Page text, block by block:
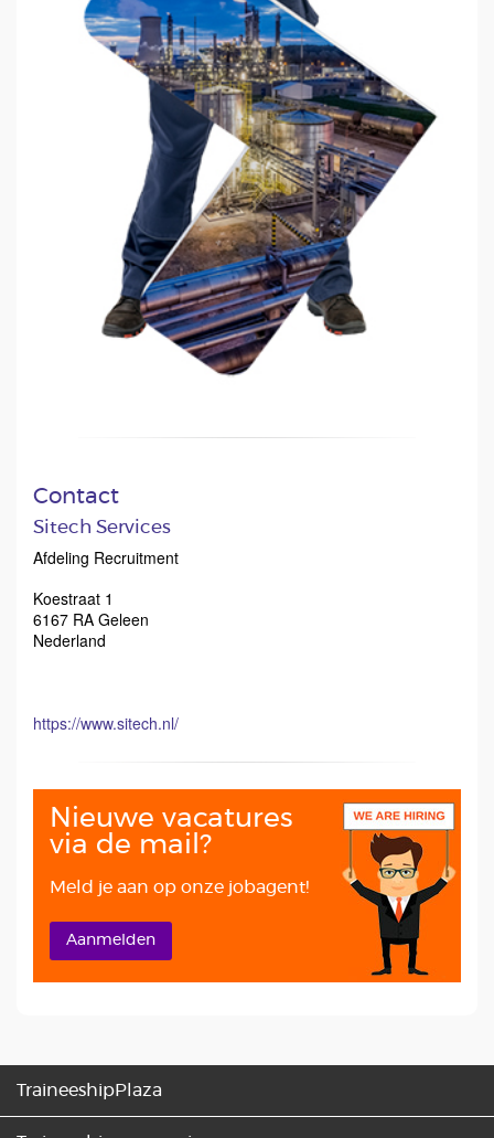
Contact
Sitech Services
Afdeling Recruitment
Koestraat 1
6167 RA Geleen
Nederland
https://www.sitech.nl/
Nieuwe vacatures
via de mail?
Meld je aan op onze jobagent!
Aanmelden
TraineeshipPlaza